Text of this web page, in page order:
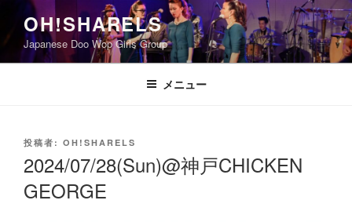
テ
ン
OH!SHARELS
Japanese Doo Wop Girls Group
メニュー
投
日:
投稿者: OH!SHARELS
2024/07/28(Sun)@神戸CHICKEN
GEORGE